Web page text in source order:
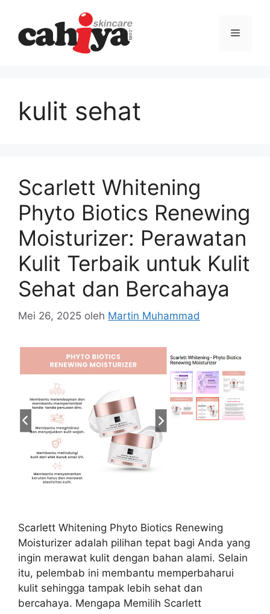
Menu
kulit sehat
Scarlett Whitening
Phyto Biotics Renewing
Moisturizer: Perawatan
Kulit Terbaik untuk Kulit
Sehat dan Bercahaya
Mei 26, 2025 oleh Martin Muhammad
Scarlett Whitening Phyto Biotics Renewing
Moisturizer adalah pilihan tepat bagi Anda yang
ingin merawat kulit dengan bahan alami. Selain
itu, pelembab ini membantu memperbaharui
kulit sehingga tampak lebih sehat dan
bercahaya. Mengapa Memilih Scarlett